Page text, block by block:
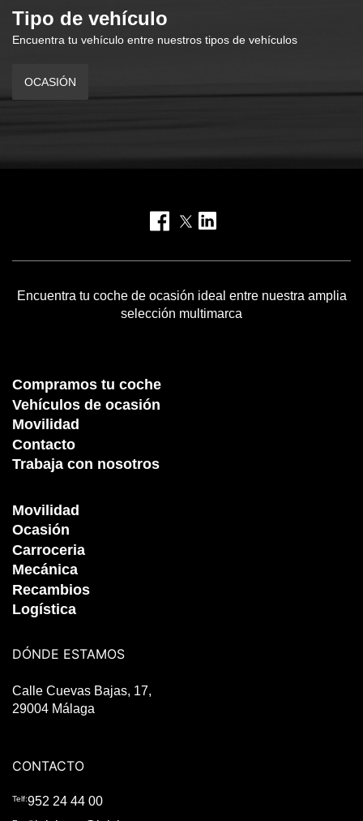
Tipo de vehículo
Encuentra tu vehículo entre nuestros tipos de vehículos
OCASIÓN
Vehículos de ocasión
Movilidad
Contacto
Trabaja con nosotros
Movilidad
Carroceria
Recambios
Logística
29004 Málaga